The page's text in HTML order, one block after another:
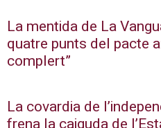
La mentida de La
quatre punts del pacte
complert”
La covardia de